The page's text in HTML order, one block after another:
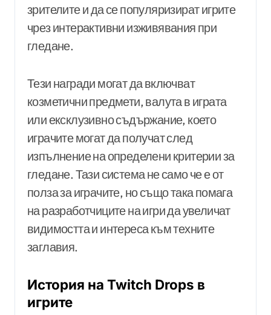
зрителите и да се популяризират игрите
чрез интерактивни изживявания при
гледане.
Тези награди могат да включват
козметични предмети, валута в играта
или ексклузивно съдържание, което
играчите могат да получат след
изпълнение на определени критерии за
гледане. Тази система не само че е от
полза за играчите, но също така помага
на разработчиците на игри да увеличат
видимостта и интереса към техните
заглавия.
История на Twitch Drops в
игрите